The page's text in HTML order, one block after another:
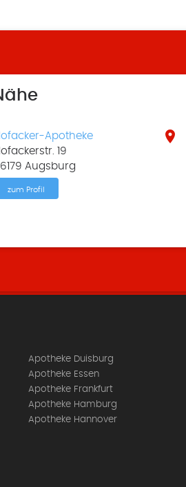
Apotheke
19
Augsburg
zum Profil

Apotheke Duisburg
Apotheke Essen
Apotheke Frankfurt
Apotheke Hamburg
Apotheke Hannover